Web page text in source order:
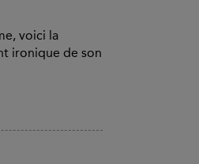
voici la
ironique de son